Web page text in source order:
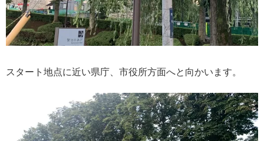
スタート地点に近い県庁、市役所方面へと向かいます。